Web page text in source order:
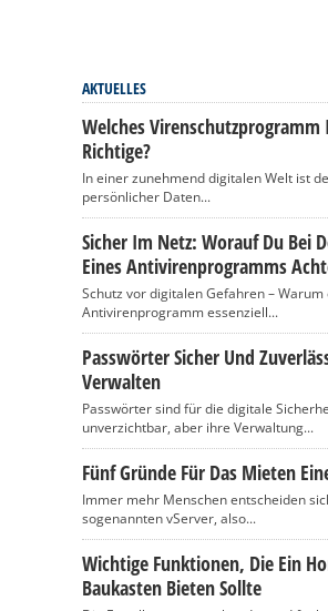
AKTUELLES
Welches Virenschutzprogramm
Richtige?
In einer zunehmend digitalen Welt ist
persönlicher Daten...
Sicher Im Netz: Worauf Du Bei
Eines Antivirenprogramms
Schutz vor digitalen Gefahren – Warum
Antivirenprogramm essenziell...
Passwörter Sicher Und
Verwalten
Passwörter sind für die digitale
unverzichtbar, aber ihre Verwaltung...
Fünf Gründe Für Das Mieten
Immer mehr Menschen entscheiden
sogenannten vServer, also...
Wichtige Funktionen, Die Ein
Baukasten Bieten Sollte